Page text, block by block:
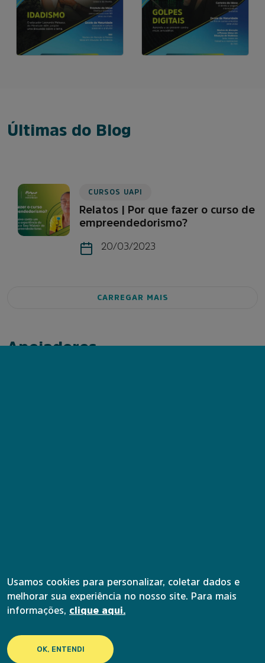
Últimas do Blog
CURSOS UAPI
Relatos | Por que fazer o curso de
empreendedorismo?
20/03/2023
CARREGAR MAIS
Apoiadores
contato@uapi.institutoanimaeducacao.org.br
Nossas redes sociais
Facebook
YouTube
Usamos cookies para personalizar, coletar dados e
melhorar sua experiência no nosso site. Para mais
informações, clique aqui.
OK, ENTENDI